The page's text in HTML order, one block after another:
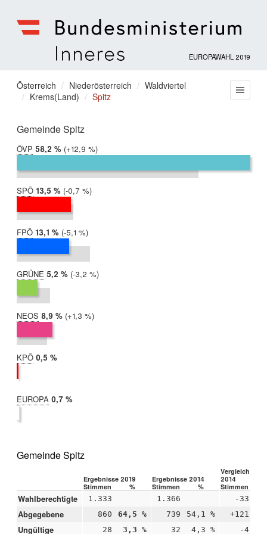
für
Inneres
EUROPAWAHL 2019
Sie
befinden
hier:
Österreich Niederösterreich
Waldviertel
Krems(Land)
Spitz
Gemeinde Spitz
ÖVP 2019:
58,2 %
2014:
45,3 %
Differenz:
+12,9 %
SPÖ 2019:
13,5 %
2014:
14,1 %
Differenz:
-0,7 %
FPÖ 2019:
13,1 %
2014:
18,2 %
Differenz:
-5,1 %
GRÜNE 2019:
5,2 %
2014:
8,3 %
Differenz:
-3,2 %
NEOS 2019:
8,9 %
2014:
7,6 %
Differenz:
+1,3 %
KPÖ 2019:
0,5 %
EUROPA 2019:
0,7 %
Gemeinde Spitz
Ergebnisse 2019 Ergebnisse 2014
Vergleich
2014
Stimmen
% Stimmen % Stimmen
Wahlberechtigte 1.333 1.366 -33
Abgegebene 860 64,5 % 739 54,1 % +121
Ungültige 28 3,3 % 32 4,3 % -4